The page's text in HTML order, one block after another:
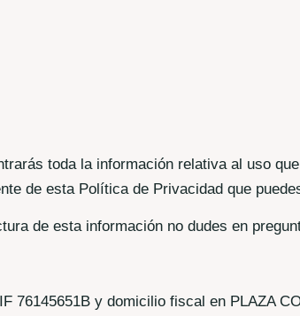
toda la información relativa al uso
de esta Política de Privacidad que
de esta información no dudes en
76145651B y domicilio fiscal en PLAZA